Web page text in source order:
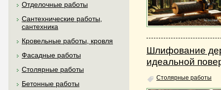
Отделочные работы
Сантехнические работы,
сантехника
Кровельные работы, кровля
Фасадные работы
Столярные работы
Бетонные работы
Шлифование
идеальной
Столярные работы